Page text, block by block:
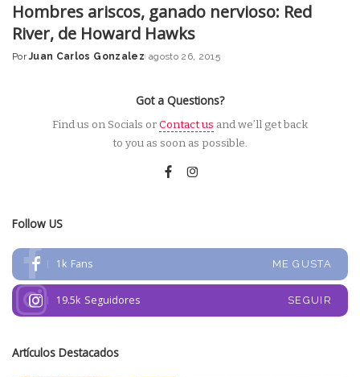
Hombres ariscos, ganado nervioso: Red
River, de Howard Hawks
Posted
Por Juan Carlos Gonzalez agosto 26, 2015
Got a Questions?
Find us on Socials orContact us and we’ll get back
to you as soon as possible.
Follow US
1k Fans ME GUSTA
19.5k Seguidores SEGUIR
Artículos Destacados